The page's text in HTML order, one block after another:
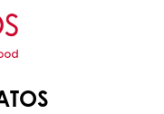
(62-025),